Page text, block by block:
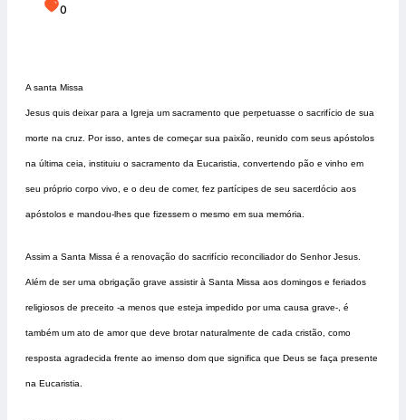
0
A santa Missa
Jesus quis deixar para a Igreja um sacramento que perpetuasse o sacrifício de sua
morte na cruz. Por isso, antes de começar sua paixão, reunido com seus apóstolos
na última ceia, instituiu o sacramento da Eucaristia, convertendo pão e vinho em
seu próprio corpo vivo, e o deu de comer, fez partícipes de seu sacerdócio aos
apóstolos e mandou-lhes que fizessem o mesmo em sua memória.
Assim a Santa Missa é a renovação do sacrifício reconciliador do Senhor Jesus.
Além de ser uma obrigação grave assistir à Santa Missa aos domingos e feriados
religiosos de preceito -a menos que esteja impedido por uma causa grave-, é
também um ato de amor que deve brotar naturalmente de cada cristão, como
resposta agradecida frente ao imenso dom que significa que Deus se faça presente
na Eucaristia.